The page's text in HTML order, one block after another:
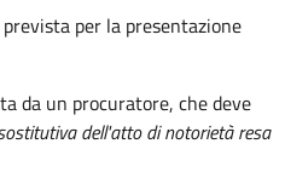
per la presentazione
da un procuratore, che deve
dell'atto di notorietà resa